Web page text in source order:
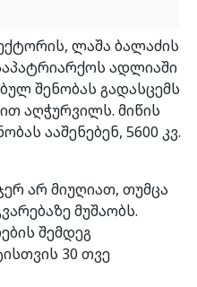
ლაშა ბალაძის
ადლიაში
შენობას გადასცემს
აღჭურვილს. მიწის
ააშენებენ, 5600 კვ.
არ მიუღიათ, თუმცა
მუშაობს.
შემდეგ
30 თვე